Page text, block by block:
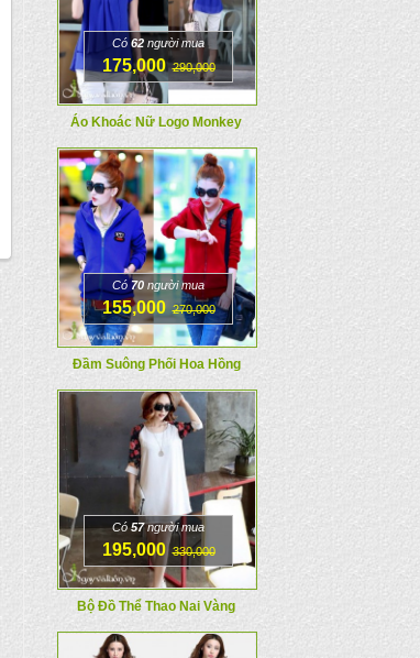
Có 62 người mua
175,000 290,000
Có 70 người mua
155,000 270,000
Áo Khoác Nữ Logo Monkey
Có57người mua
195,000 330,000
Đầm Suông Phối Hoa Hồng
Bộ Đồ Thể Thao Nai Vàng